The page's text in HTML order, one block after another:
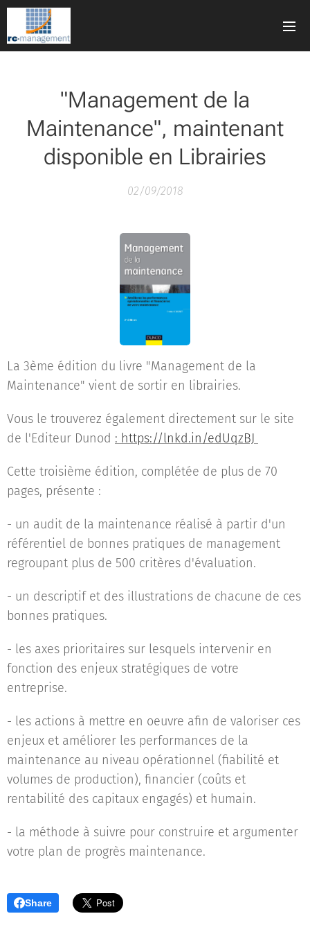
"Management de la
Maintenance", maintenant
disponible en Librairies
02/09/2018
La 3ème édition du livre "Management de la
Maintenance" vient de sortir en librairies.
Vous le trouverez également directement sur le site
de l'Editeur Dunod : https://lnkd.in/edUqzBJ
Cette troisième édition, complétée de plus de 70
pages, présente :
- un audit de la maintenance réalisé à partir d'un
référentiel de bonnes pratiques de management
regroupant plus de 500 critères d'évaluation.
- un descriptif et des illustrations de chacune de ces
bonnes pratiques.
- les axes prioritaires sur lesquels intervenir en
fonction des enjeux stratégiques de votre
entreprise.
- les actions à mettre en oeuvre afin de valoriser ces
enjeux et améliorer les performances de la
maintenance au niveau opérationnel (fiabilité et
volumes de production), financier (coûts et
rentabilité des capitaux engagés) et humain.
- la méthode à suivre pour construire et argumenter
votre plan de progrès maintenance.
Share